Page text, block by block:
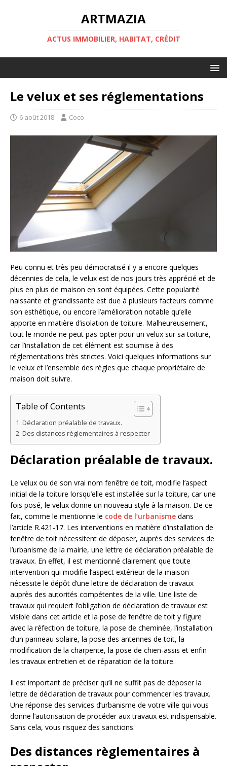
ARTMAZIA
ACTUS IMMOBILIER, HABITAT, CRÉDIT
Le velux et ses réglementations
6 août 2018 Coco
Peu connu et très peu démocratisé il y a encore quelques
décennies de cela, le velux est de nos jours très apprécié et de
plus en plus de maison en sont équipées. Cette popularité
naissante et grandissante est due à plusieurs facteurs comme
son esthétique, ou encore l’amélioration notable qu’elle
apporte en matière d’isolation de toiture. Malheureusement,
tout le monde ne peut pas opter pour un velux sur sa toiture,
car l’installation de cet élément est soumise à des
réglementations très strictes. Voici quelques informations sur
le velux et l’ensemble des règles que chaque propriétaire de
maison doit suivre.
Table of Contents
Déclaration préalable de travaux.
Des distances règlementaires à respecter
Déclaration préalable de travaux.
Le velux ou de son vrai nom fenêtre de toit, modifie l’aspect
initial de la toiture lorsqu’elle est installée sur la toiture, car une
fois posé, le velux donne un nouveau style à la maison. De ce
fait, comme le mentionne le code de l’urbanisme dans
l’article R.421-17. Les interventions en matière d’installation de
fenêtre de toit nécessitent de déposer, auprès des services de
l’urbanisme de la mairie, une lettre de déclaration préalable de
travaux. En effet, il est mentionné clairement que toute
intervention qui modifie l’aspect extérieur de la maison
nécessite le dépôt d’une lettre de déclaration de travaux
auprès des autorités compétentes de la ville. Une liste de
travaux qui requiert l’obligation de déclaration de travaux est
visible dans cet article et la pose de fenêtre de toit y figure
avec la réfection de toiture, la pose de cheminée, l’installation
d’un panneau solaire, la pose des antennes de toit, la
modification de la charpente, la pose de chien-assis et enfin
les travaux entretien et de réparation de la toiture.
Il est important de préciser qu’il ne suffit pas de déposer la
lettre de déclaration de travaux pour commencer les travaux.
Une réponse des services d’urbanisme de votre ville qui vous
donne l’autorisation de procéder aux travaux est indispensable.
Sans cela, vous risquez des sanctions.
Des distances règlementaires à